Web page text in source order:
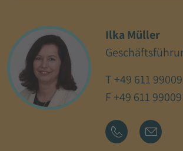
Ilka Müller
T +49 611
F +49 611